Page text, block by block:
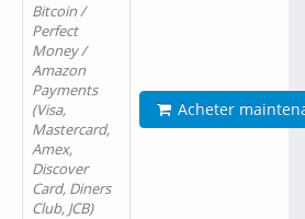
Bitcoin /
Perfect
Money /
Amazon
Payments
(Visa,
Mastercard,
Amex,
Discover
Card, Diners
Club, JCB)
Acheter